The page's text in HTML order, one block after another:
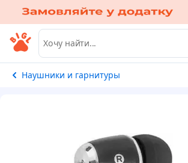
Наушники и гарнитуры